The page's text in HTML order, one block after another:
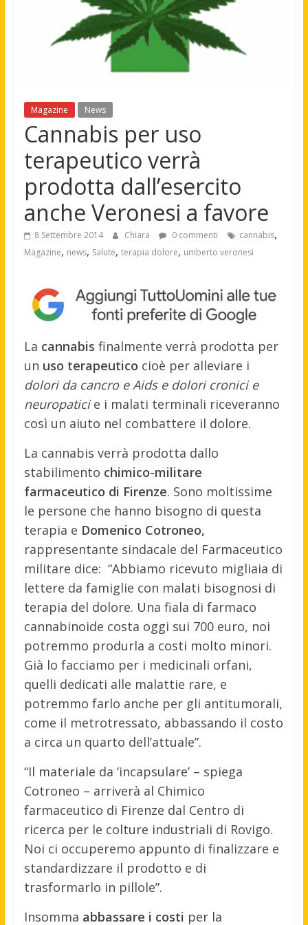
Magazine News
Cannabis per uso
terapeutico verrà
prodotta dall’esercito
anche Veronesi a favore
8 Settembre 2014 Chiara 0 commenti cannabis,
Magazine, news, Salute, terapia dolore, umberto veronesi
La cannabis finalmente verrà prodotta per
un uso terapeutico cioè per alleviare i
dolori da cancro e Aids e dolori cronici e
neuropaticie i malati terminali riceveranno
così un aiuto nel combattere il dolore.
La cannabis verrà prodotta dallo
stabilimento chimico-militare
farmaceutico di Firenze. Sono moltissime
le persone che hanno bisogno di questa
terapia e Domenico Cotroneo,
rappresentante sindacale del Farmaceutico
militare dice: “Abbiamo ricevuto migliaia di
lettere da famiglie con malati bisognosi di
terapia del dolore. Una fiala di farmaco
cannabinoide costa oggi sui 700 euro, noi
potremmo produrla a costi molto minori.
Già lo facciamo per i medicinali orfani,
quelli dedicati alle malattie rare, e
potremmo farlo anche per gli antitumorali,
come il metrotressato, abbassando il costo
a circa un quarto dell’attuale”.
“Il materiale da ‘incapsulare’ – spiega
Cotroneo – arriverà al Chimico
farmaceutico di Firenze dal Centro di
ricerca per le colture industriali di Rovigo.
Noi ci occuperemo appunto di finalizzare e
standardizzare il prodotto e di
trasformarlo in pillole”.
Insomma abbassare i costi per la